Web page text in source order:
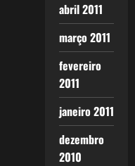
abril 2011
março 2011
fevereiro
2011
janeiro 2011
dezembro
2010